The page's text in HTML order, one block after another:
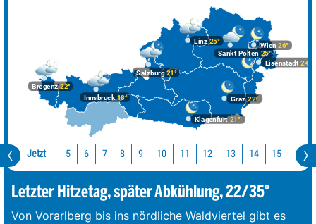
Bregenz22°
Graz22°
Innsbruck18°
Klagenfurt 21°
Linz25°
Salzburg21°
Wien 26°
Eisenstadt 24°
Sankt Pölten 25°
Jetzt 5 6 7 8 9 10 11 12 13 14 15 16
Letzter Hitzetag, später Abkühlung, 22/35°
Von Vorarlberg bis ins nördliche Waldviertel gibt es